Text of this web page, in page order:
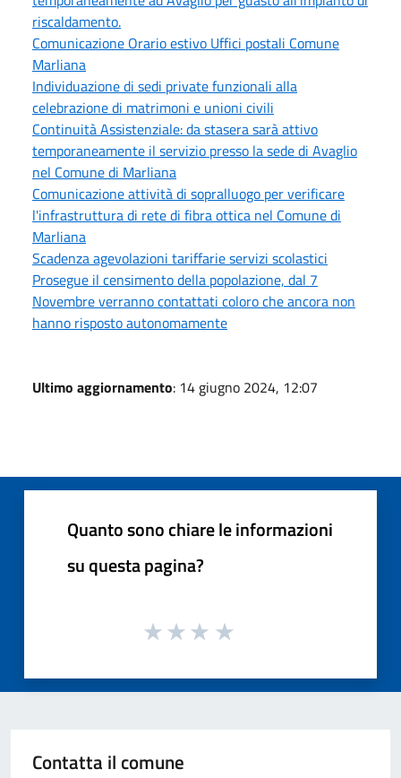
riscaldamento.
Comunicazione Orario estivo Uffici postali Comune
Marliana
Individuazione di sedi private funzionali alla
celebrazione di matrimoni e unioni civili
Continuità Assistenziale: da stasera sarà attivo
temporaneamente il servizio presso la sede di Avaglio
nel Comune di Marliana
Comunicazione attività di sopralluogo per verificare
l'infrastruttura di rete di fibra ottica nel Comune di
Marliana
Scadenza agevolazioni tariffarie servizi scolastici
Prosegue il censimento della popolazione, dal 7
Novembre verranno contattati coloro che ancora non
hanno risposto autonomamente
Ultimo aggiornamento: 14 giugno 2024, 12:07
Quanto sono chiare le informazioni
su questa pagina?
Contatta il comune